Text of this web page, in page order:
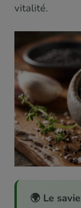
vitalité.
🌍 Le